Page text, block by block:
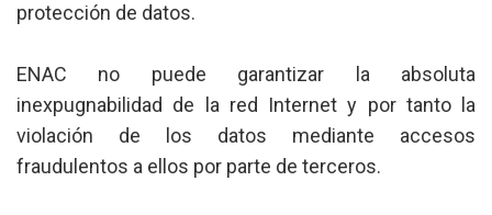
protección de datos.
ENAC no puede garantizar la absoluta
inexpugnabilidad de la red Internet y por tanto la
violación de los datos mediante accesos
fraudulentos a ellos por parte de terceros.